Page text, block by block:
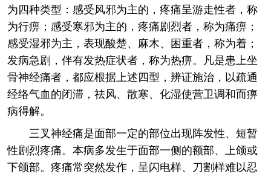
为四种类型：感受风邪为主的，疼痛呈游走性者，称
为行痹；感受寒邪为主的，疼痛剧烈者，称为痛痹；
感受湿邪为主，表现酸楚、麻木、困重者，称为着；
发病急剧，伴有发热症状者，称为热痹。凡是患上坐
骨神经痛者，都应根据上述四型，辨证施治，以疏通
经络气血的闭滞，祛风、散寒、化湿使营卫调和而痹
病得解。
三叉神经痛是面部一定的部位出现阵发性、短暂
性剧烈疼痛。本病多发生于面部一侧的额部、上颌或
下颌部。疼痛常突然发作，呈闪电样、刀割样难以忍